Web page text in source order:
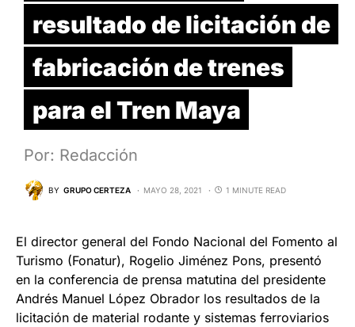
resultado de licitación de
fabricación de trenes
para el Tren Maya
Por: Redacción
BY GRUPO CERTEZA MAYO 28, 2021 1 MINUTE READ
El director general del Fondo Nacional del Fomento al
Turismo (Fonatur), Rogelio Jiménez Pons, presentó
en la conferencia de prensa matutina del presidente
Andrés Manuel López Obrador los resultados de la
licitación de material rodante y sistemas ferroviarios